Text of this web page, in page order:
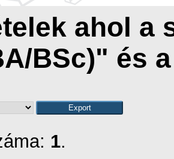
ahol a
BSc)" és
1.